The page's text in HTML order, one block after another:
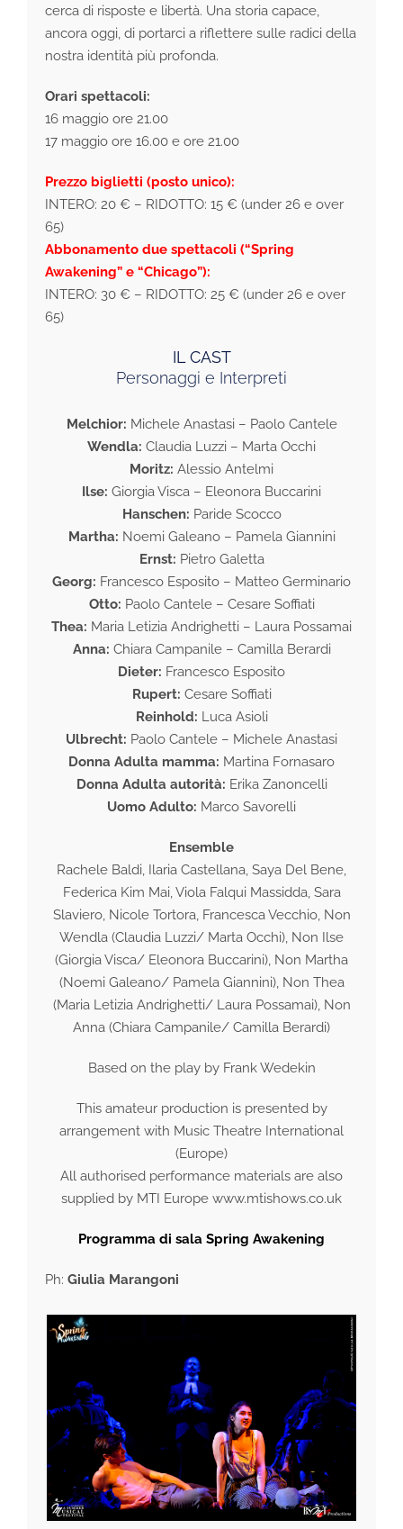
cerca di risposte e libertà. Una storia capace,
ancora oggi, di portarci a riflettere sulle radici della
nostra identità più profonda.
Orari spettacoli:
16 maggio ore 21.00
17 maggio ore 16.00 e ore 21.00
Prezzo biglietti (posto unico):
INTERO: 20 € – RIDOTTO: 15 € (under 26 e over
65)
Abbonamento due spettacoli (“Spring
Awakening” e “Chicago”):
INTERO: 30 € – RIDOTTO: 25 € (under 26 e over
65)
IL CAST
Personaggi e Interpreti
Melchior: Michele Anastasi – Paolo Cantele
Wendla: Claudia Luzzi – Marta Occhi
Moritz: Alessio Antelmi
Ilse: Giorgia Visca – Eleonora Buccarini
Hanschen: Paride Scocco
Martha: Noemi Galeano – Pamela Giannini
Ernst: Pietro Galetta
Georg: Francesco Esposito – Matteo Germinario
Otto: Paolo Cantele – Cesare Soffiati
Thea: Maria Letizia Andrighetti – Laura Possamai
Anna: Chiara Campanile – Camilla Berardi
Dieter: Francesco Esposito
Rupert: Cesare Soffiati
Reinhold: Luca Asioli
Ulbrecht: Paolo Cantele – Michele Anastasi
Donna Adulta mamma: Martina Fornasaro
Donna Adulta autorità: Erika Zanoncelli
Uomo Adulto: Marco Savorelli
Ensemble
Rachele Baldi, Ilaria Castellana, Saya Del Bene,
Federica Kim Mai, Viola Falqui Massidda, Sara
Slaviero, Nicole Tortora, Francesca Vecchio, Non
Wendla (Claudia Luzzi/ Marta Occhi), Non Ilse
(Giorgia Visca/ Eleonora Buccarini), Non Martha
(Noemi Galeano/ Pamela Giannini), Non Thea
(Maria Letizia Andrighetti/ Laura Possamai), Non
Anna (Chiara Campanile/ Camilla Berardi)
Based on the play by Frank Wedekin
This amateur production is presented by
arrangement with Music Theatre International
(Europe)
All authorised performance materials are also
supplied by MTI Europe www.mtishows.co.uk
Programma di sala Spring Awakening
Ph: Giulia Marangoni